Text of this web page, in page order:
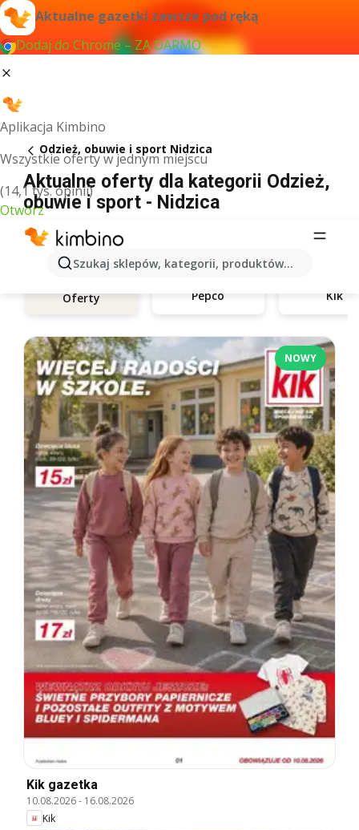
Aktualne gazetki zawsze pod ręką
Dodaj do Chrome – ZA DARMO
Aplikacja Kimbino
Wszystkie oferty w jednym miejscu
(14,1 tys. opinii)
Otwórz
Szukaj sklepów, kategorii, produktów...
Odzież, obuwie i sport Nidzica
Aktualne oferty dla kategorii Odzież,
obuwie i sport - Nidzica
Oferty Pepco Kik
NOWY
Kik gazetka
10.08.2026- 16.08.2026
Kik